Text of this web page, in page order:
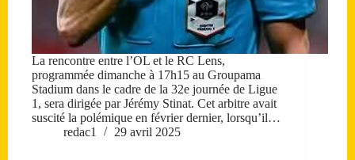
La rencontre entre l’OL et le RC Lens,
programmée dimanche à 17h15 au Groupama
Stadium dans le cadre de la 32e journée de Ligue
1, sera dirigée par Jérémy Stinat. Cet arbitre avait
suscité la polémique en février dernier, lorsqu’il…
redac1
29 avril 2025